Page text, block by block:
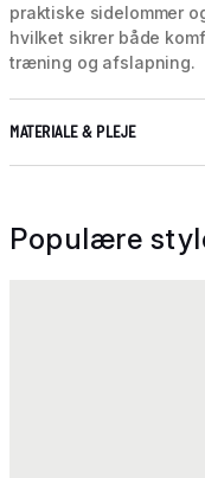
praktiske sidelommer
hvilket sikrer både
træning og afslapning.
MATERIALE & PLEJE
Populære